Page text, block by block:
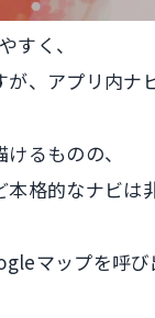
すく、
、アプリ内ナ
るものの、
格的なナビは
マップを呼び